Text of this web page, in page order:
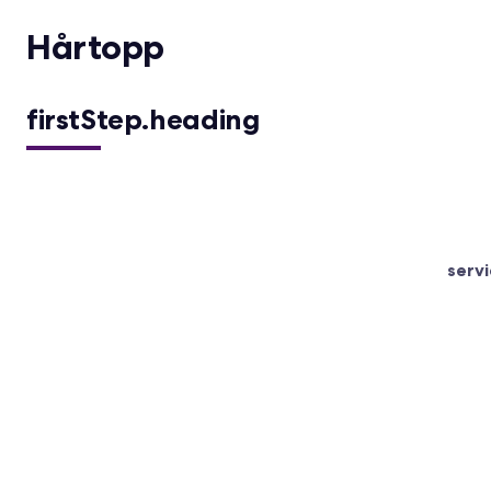
Hårtopp
firstStep.heading